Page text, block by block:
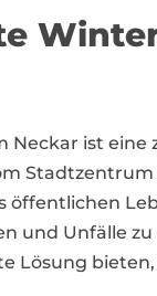
Neckar ist
öffentlichen
und Unfälle
Lösung